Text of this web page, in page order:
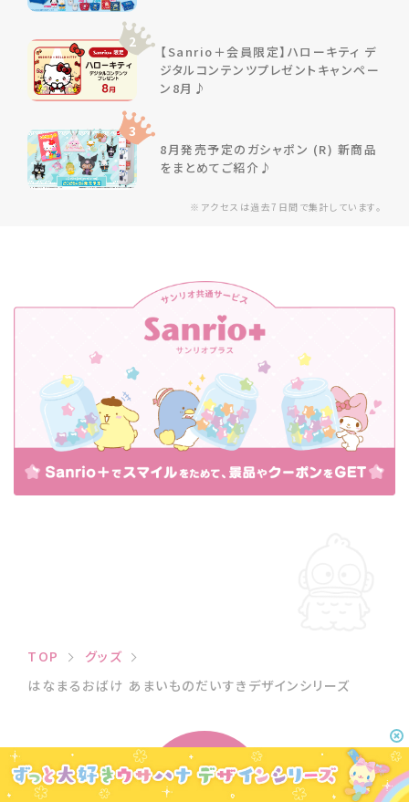
※アクセスは過去7日間で集計しています。
2
【Sanrio＋会員限定】ハローキティ デ
ジタルコンテンツプレゼントキャンペー
ン8月♪
3
8月発売予定のガシャポン (R) 新商品
をまとめてご紹介♪
TOP
グッズ
はなまるおばけ あまいものだいすきデザインシリーズ